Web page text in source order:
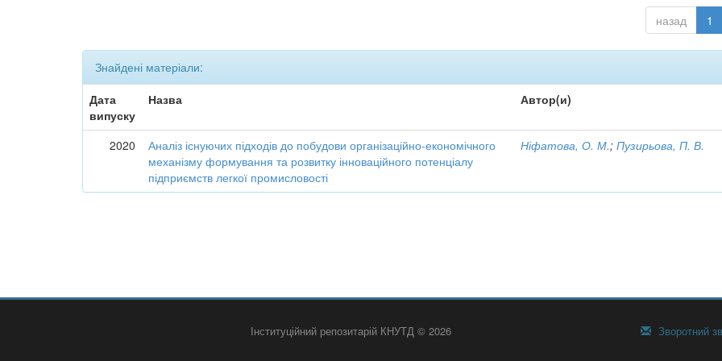
назад 1
Знайдені матеріали:
Дата
випуску
Назва Автор(и)
2020
Аналіз існуючих підходів до побудови організаційно-економічного
механізму формування та розвитку інноваційного потенціалу
підприємств легкої промисловості
Ніфатова, О. М.;Пузирьова, П. В.
Інституційний репозитарій КНУТД © 2026 Зворотний